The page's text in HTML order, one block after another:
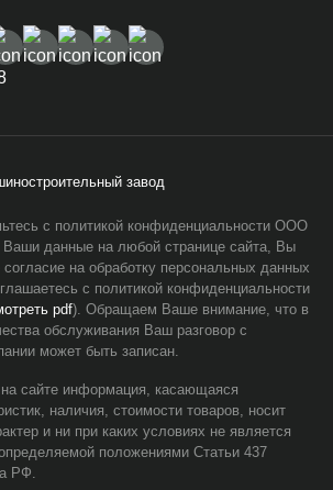
завод
с политикой конфиденциальности ООО
данные на любой странице сайта, Вы
на обработку персональных данных
с политикой конфиденциальности
pdf). Обращаем Ваше внимание, что в
обслуживания Ваш разговор с
может быть записан.
сайте информация, касающаяся
наличия, стоимости товаров, носит
и ни при каких условиях не является
положениями Статьи 437
РФ.